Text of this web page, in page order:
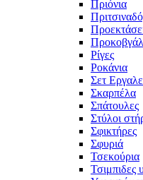
Πριόνια
Ρίγες
Ροκάνια
Σετ
Σκαρπέλα
Σπάτουλες
Στύλοι
Σφικτήρες
Σφυριά
Τσεκούρια
Τσιμπιδες